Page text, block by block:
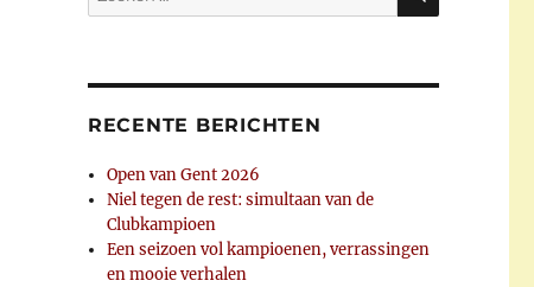
naar:
RECENTE BERICHTEN
Open van Gent 2026
Niel tegen de rest: simultaan van de
Clubkampioen
Een seizoen vol kampioenen, verrassingen
en mooie verhalen